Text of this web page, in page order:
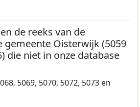
de reeks van de
gemeente Oisterwijk (5059
die niet in onze database
5069, 5070, 5072, 5073 en